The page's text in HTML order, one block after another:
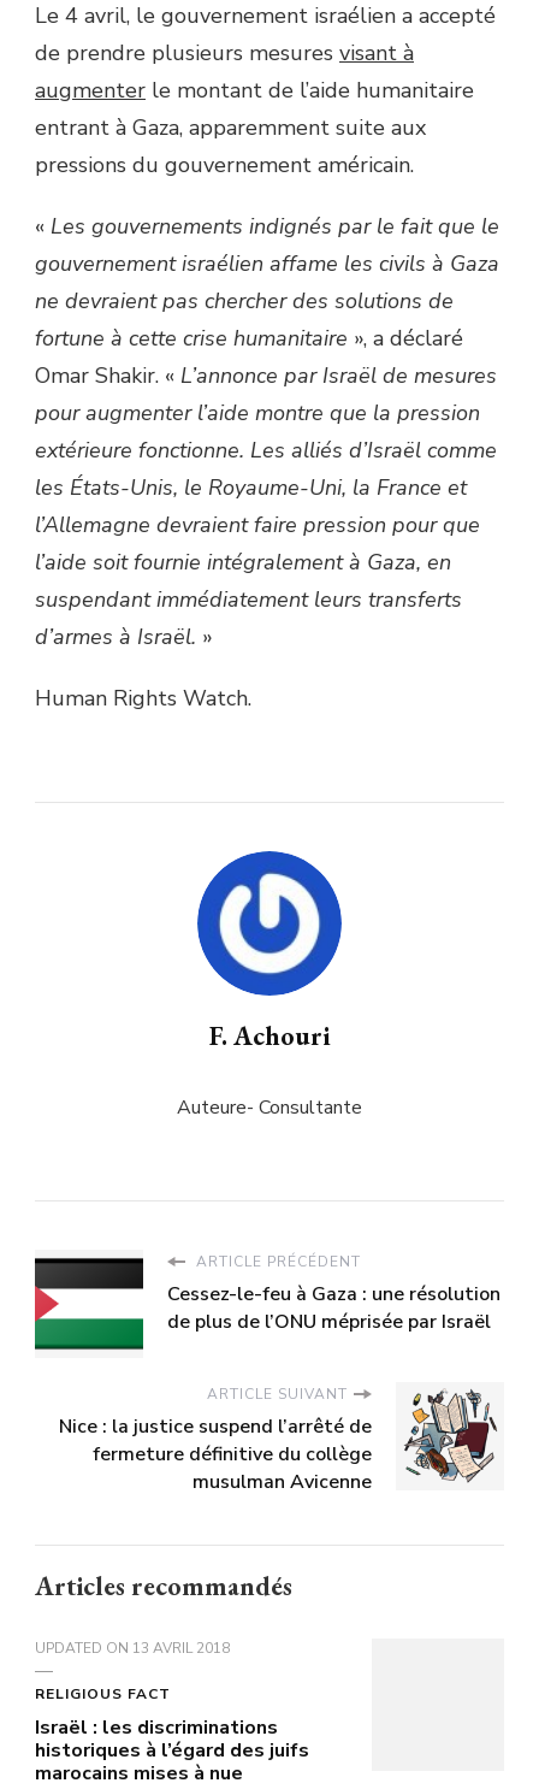
Le 4 avril, le gouvernement israélien a accepté
de prendre plusieurs mesures visant à
augmenter le montant de l’aide humanitaire
entrant à Gaza, apparemment suite aux
pressions du gouvernement américain.
« Les gouvernements indignés par le fait que le
gouvernement israélien affame les civils à Gaza
ne devraient pas chercher des solutions de
fortune à cette crise humanitaire », a déclaré
Omar Shakir. « L’annonce par Israël de mesures
pour augmenter l’aide montre que la pression
extérieure fonctionne. Les alliés d’Israël comme
les États-Unis, le Royaume-Uni, la France et
l’Allemagne devraient faire pression pour que
l’aide soit fournie intégralement à Gaza, en
suspendant immédiatement leurs transferts
d’armes à Israël. »
Human Rights Watch.
F. Achouri
Auteure- Consultante
ARTICLE PRÉCÉDENT
Cessez-le-feu à Gaza : une résolution
de plus de l’ONU méprisée par Israël
ARTICLE SUIVANT
Nice : la justice suspend l’arrêté de
fermeture définitive du collège
musulman Avicenne
Articles recommandés
UPDATED ON 13 AVRIL 2018
RELIGIOUS FACT
Israël : les discriminations
historiques à l’égard des juifs
marocains mises à nue